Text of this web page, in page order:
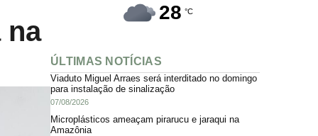
na
28 °C
ÚLTIMAS NOTÍCIAS
Viaduto Miguel Arraes será interditado no domingo
para instalação de sinalização
07/08/2026
Microplásticos ameaçam pirarucu e jaraqui na
Amazônia